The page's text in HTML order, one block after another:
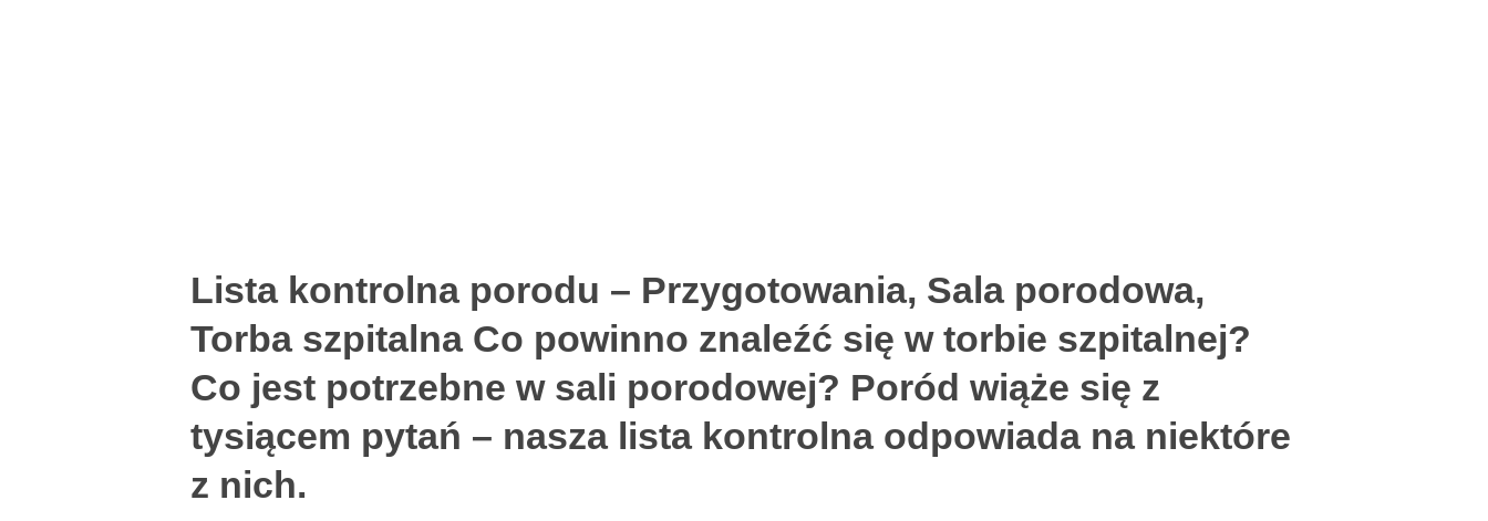
Lista kontrolna porodu – Przygotowania, Sala porodowa,
Torba szpitalna Co powinno znaleźć się w torbie szpitalnej?
Co jest potrzebne w sali porodowej? Poród wiąże się z
tysiącem pytań – nasza lista kontrolna odpowiada na niektóre
z nich.